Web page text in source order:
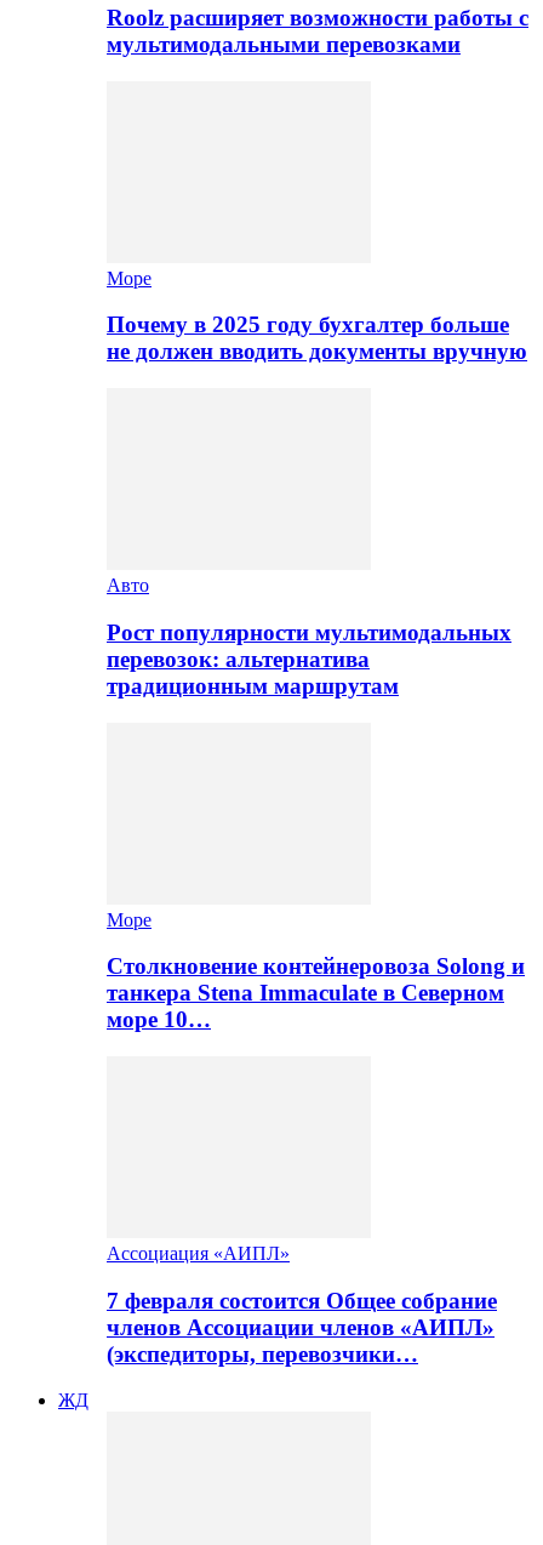
Roolz расширяет возможности работы с
мультимодальными перевозками
Море
Почему в 2025 году бухгалтер больше
не должен вводить документы вручную
Авто
Рост популярности мультимодальных
перевозок: альтернатива
традиционным маршрутам
Море
Столкновение контейнеровоза Solong и
танкера Stena Immaculate в Северном
море 10…
Ассоциация «АИПЛ»
7 февраля состоится Общее собрание
членов Ассоциации членов «АИПЛ»
(экспедиторы, перевозчики…
ЖД